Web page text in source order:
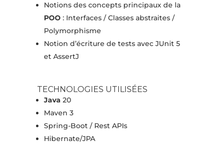
Notions des concepts principaux de la
POO: Interfaces / Classes abstraites /
Polymorphisme
Notion d’écriture de tests avec JUnit 5
et AssertJ
TECHNOLOGIES UTILISÉES
Java 20
Maven 3
Spring-Boot / Rest APIs
Hibernate/JPA